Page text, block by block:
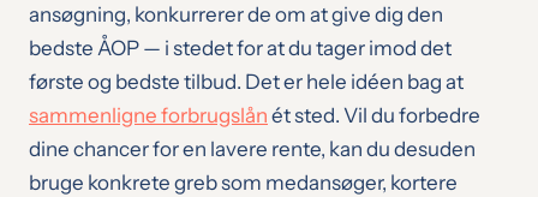
ansøgning, konkurrerer de om at give dig den
bedste ÅOP — i stedet for at du tager imod det
første og bedste tilbud. Det er hele idéen bag at
sammenligne forbrugslån ét sted. Vil du forbedre
dine chancer for en lavere rente, kan du desuden
bruge konkrete greb som medansøger, kortere